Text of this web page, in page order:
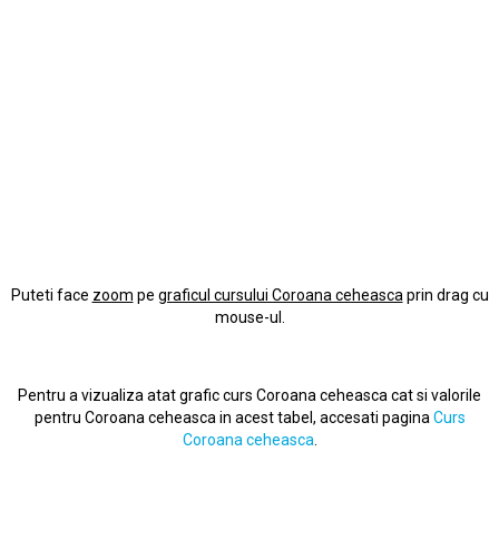
Puteti face zoom pe graficul cursului Coroana ceheasca prin drag cu
mouse-ul.
Pentru a vizualiza atat grafic curs Coroana ceheasca cat si valorile
pentru Coroana ceheasca in acest tabel, accesati pagina Curs
Coroana ceheasca